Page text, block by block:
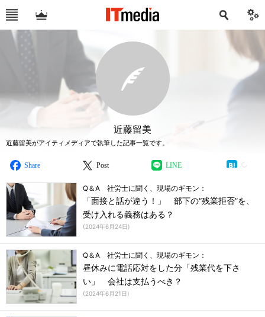
近藤留美
近藤留美がアイティメディアで執筆した記事一覧です。
Share Post LINE
Q＆A 社労士に聞く、現場のギモン：
「面接と話が違う！」 部下の“残業拒否”を、
受け入れる義務はある？
(2024年6月24日)
Q＆A 社労士に聞く、現場のギモン：
昼休みに電話応対をした分「残業代を下さ
い」 会社は支払うべき？
(2024年6月21日)